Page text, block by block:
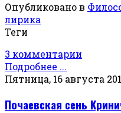
Опубликовано в
лирика
Теги
3 комментарии
Подробнее ...
Пятница, 16 августа
Почаевская сень